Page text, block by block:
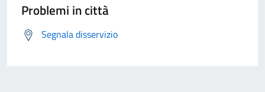
Problemi in città
Segnala disservizio